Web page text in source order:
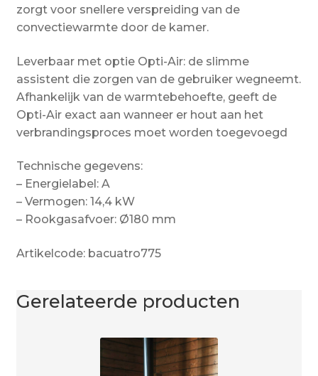
zorgt voor snellere verspreiding van de
convectiewarmte door de kamer.
Leverbaar met optie Opti-Air: de slimme
assistent die zorgen van de gebruiker wegneemt.
Afhankelijk van de warmtebehoefte, geeft de
Opti-Air exact aan wanneer er hout aan het
verbrandingsproces moet worden toegevoegd
Technische gegevens:
– Energielabel: A
– Vermogen: 14,4 kW
– Rookgasafvoer: Ø180 mm
Artikelcode: bacuatro775
Gerelateerde producten